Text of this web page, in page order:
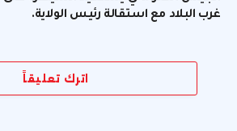
غرب البلاد مع استقالة رئيس الولاية.
اترك تعليقاً